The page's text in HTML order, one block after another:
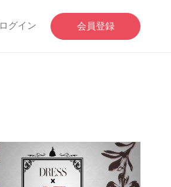
ログイン 会員登録